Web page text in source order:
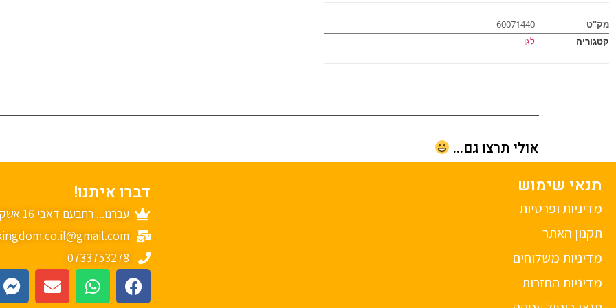
מק"ט
60071440
קטגוריה
לגו
אולי תרצו גם...
תנאי שימוש
מדיניות ופרטיות
תקנון האתר
מדיניות משלוחים
מדיניות החזרות
דברו איתנו!
עברנו... רחבעם דאבי 16 אשקלון
0733753278